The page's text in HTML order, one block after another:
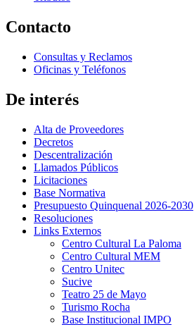
Contacto
Consultas y Reclamos
Oficinas y Teléfonos
De interés
Alta de Proveedores
Decretos
Descentralización
Llamados Públicos
Licitaciones
Base Normativa
Presupuesto Quinquenal 2026-2030
Resoluciones
Links Externos
Centro Cultural La Paloma
Centro Cultural MEM
Centro Unitec
Sucive
Teatro 25 de Mayo
Turismo Rocha
Base Institucional IMPO